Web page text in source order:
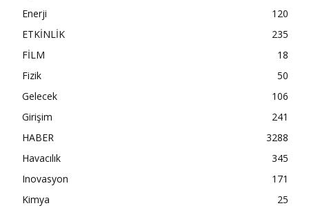
Enerji
120
ETKİNLİK
235
FİLM
18
Fizik
50
Gelecek
106
Girişim
241
HABER
3288
Havacılık
345
Inovasyon
171
Kimya
25